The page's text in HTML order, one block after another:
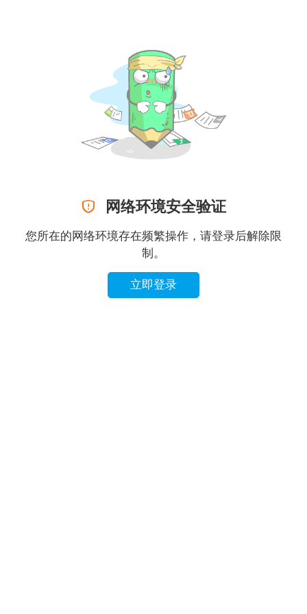
 网络环境安全验证
您所在的网络环境存在频繁操作，请登录后解除限
制。
立即登录